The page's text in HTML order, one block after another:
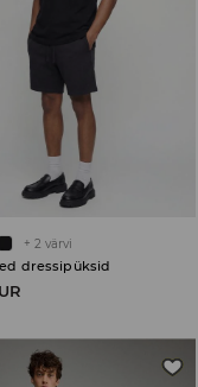
+ 2 värvi
dressipüksid